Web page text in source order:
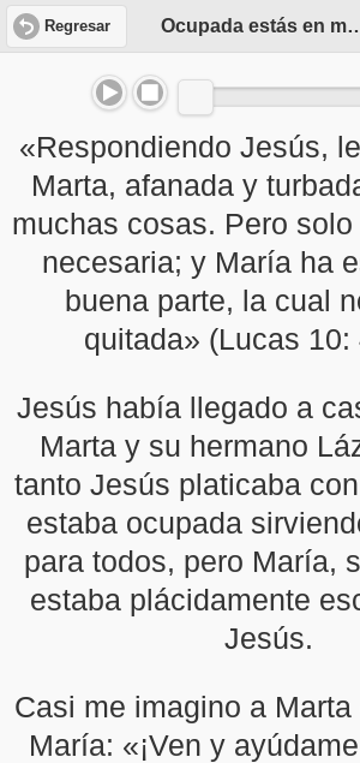
Regresar Ocupada estás
«Respondiendo Jesús,
Marta, afanada y
muchas cosas. Pero
necesaria; y María ha
buena parte, la cual
quitada» (Lucas 10:
Jesús había llegado a
Marta y su hermano
tanto Jesús platicaba
estaba ocupada
para todos, pero María,
estaba plácidamente
Jesús.
Casi me imagino a
María: «¡Ven y